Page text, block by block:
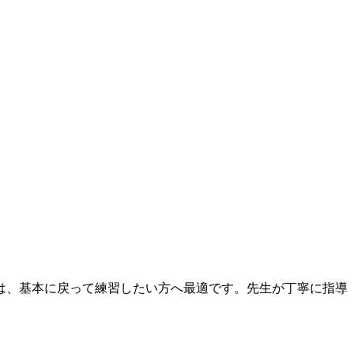
基本に戻って練習したい方へ最適です。先生が丁寧に指導